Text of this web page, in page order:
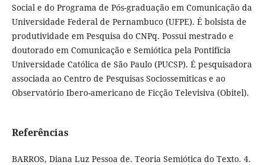
Social e do Programa de Pós-graduação em Comunicação da
Universidade Federal de Pernambuco (UFPE). É bolsista de
produtividade em Pesquisa do CNPq. Possui mestrado e
doutorado em Comunicação e Semiótica pela Pontifícia
Universidade Católica de São Paulo (PUCSP). É pesquisadora
associada ao Centro de Pesquisas Sociossemiticas e ao
Observatório Ibero-americano de Ficção Televisiva (Obitel).
Referências
BARROS, Diana Luz Pessoa de. Teoria Semiótica do Texto. 4.